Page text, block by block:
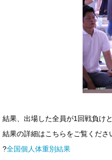
結果、出場した全員が1回戦負け
結果の詳細はこちらをご覧くださ
?全国個人体重別結果